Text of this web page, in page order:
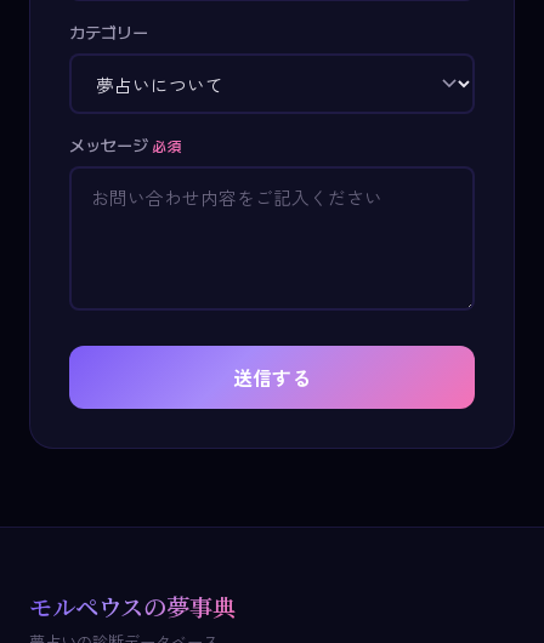
カテゴリー
メッセージ 必須
送信する
モルペウスの夢事典